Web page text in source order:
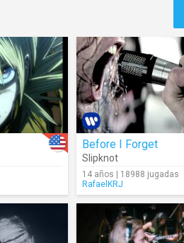
Before I Forget
Slipknot
14 años | 18988 jugadas
RafaelKRJ